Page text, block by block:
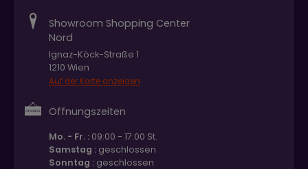
Showroom Shopping Center
Nord
Ignaz-Köck-Straße 1
1210 Wien
Auf der Karte anzeigen
Öffnungszeiten
Mo. - Fr. : 09:00 - 17:00 St.
Samstag : geschlossen
Sonntag : geschlossen